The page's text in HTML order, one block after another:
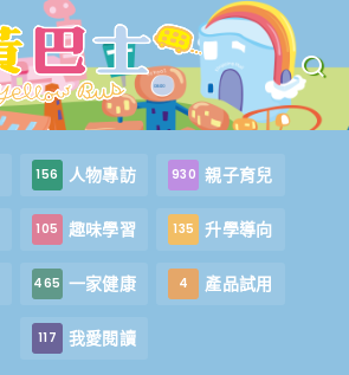
156 人物專訪 930 親子育兒
105 趣味學習 135 升學導向
465 一家健康 4 產品試用
117 我愛閱讀